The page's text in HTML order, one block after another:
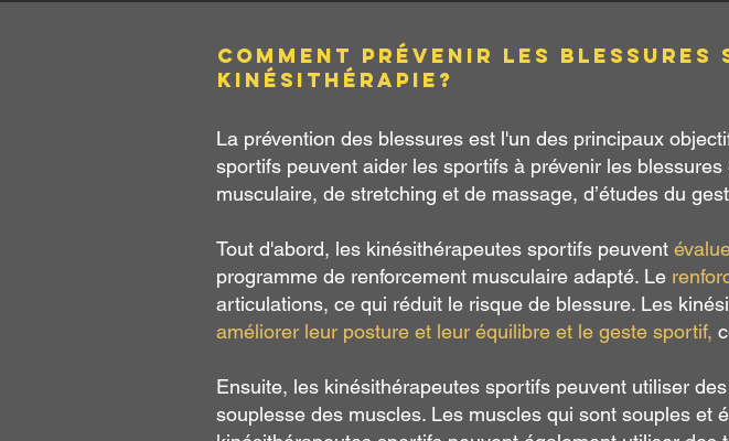
Comment prévenir les
kinésithérapie?
La prévention des blessures est l'un des principaux
sportifs peuvent aider les sportifs à prévenir les
musculaire, de stretching et de massage, d’études du
Tout d'abord, les kinésithérapeutes sportifs peuvent
programme de renforcement musculaire adapté. Le
articulations, ce qui réduit le risque de blessure. Les
améliorer leur posture et leur équilibre et le geste sportif,
Ensuite, les kinésithérapeutes sportifs peuvent utiliser
souplesse des muscles. Les muscles qui sont souples et